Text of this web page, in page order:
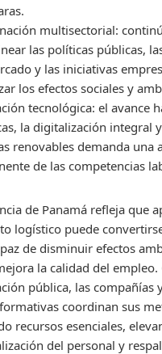
multisectorial:
las políticas públicas,
y las iniciativas
los efectos sociales y
tecnológica: el avance
la digitalización integral
renovables demanda una
de las competencias
de Panamá refleja que
logístico puede
de disminuir efectos
la calidad del empleo.
pública, las compañías
coordinan sus
recursos esenciales,
del personal y